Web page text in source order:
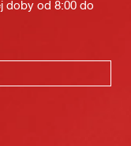
doby od 8:00 do